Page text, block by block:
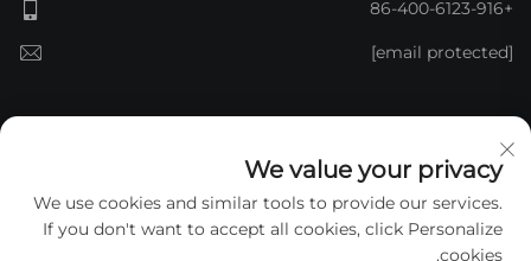
+86-400-6123-916
[email protected]
We value your privacy
We use cookies and similar tools to provide our services.
If you don't want to accept all cookies, click Personalize
cookies.